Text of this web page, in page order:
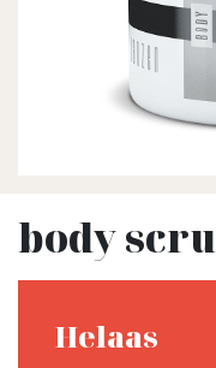
body
Helaas